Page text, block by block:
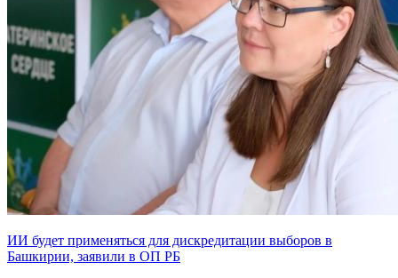
ИИ будет применяться для дискредитации выборов в
Башкирии, заявили в ОП РБ